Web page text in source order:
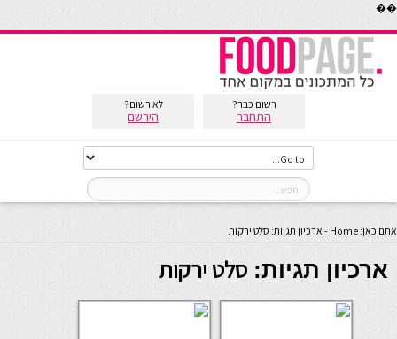
��
רשום כבר?
התחבר
לא רשום?
הירשם
אתם כאן: Home
-ארכיון תגיות: סלט ירקות
ארכיון תגיות:סלט ירקות